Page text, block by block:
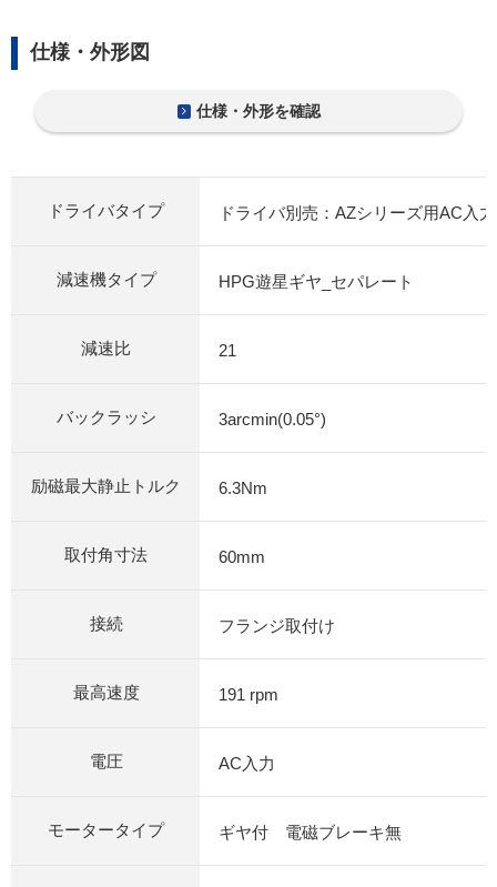
仕様・外形図
仕様・外形を確認
ドライバタイプ ドライバ別売：AZシリーズ用AC入
減速機タイプ HPG遊星ギヤ_セパレート
減速比 21
バックラッシ 3arcmin(0.05°)
励磁最大静止トルク 6.3Nm
取付角寸法 60mm
接続 フランジ取付け
最高速度 191 rpm
電圧 AC入力
モータータイプ ギヤ付 電磁ブレーキ無